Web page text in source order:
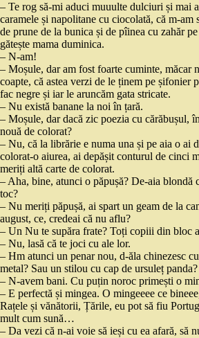
– Te rog să-mi aduci muuulte dulciuri și mai
caramele și napolitane cu ciocolată, că m-am
de prune de la bunica și de pîinea cu zahăr
gătește mama duminica.
– N-am!
– Moșule, dar am fost foarte cuminte, măcar
coapte, că astea verzi de le ținem pe șifonier
fac negre și iar le aruncăm gata stricate.
– Nu există banane la noi în țară.
– Moșule, dar dacă zic poezia cu cărăbușul,
nouă de colorat?
– Nu, că la librărie e numa una și pe aia o ai
colorat-o aiurea, ai depășit conturul de cinci
meriți altă carte de colorat.
– Aha, bine, atunci o păpușă? De-aia blondă
toc?
– Nu meriți păpușă, ai spart un geam de la
august, ce, credeai că nu aflu?
– Un Nu te supăra frate? Toți copiii din bloc
– Nu, lasă că te joci cu ale lor.
– Hm atunci un penar nou, d-ăla chinezesc
metal? Sau un stilou cu cap de ursuleț panda?
– N-avem bani. Cu puțin noroc primești o
– E perfectă și mingea. O mingeeee ce
Rațele și vănătorii, Țările, eu pot să fiu
mult cum sună…
– Da vezi că n-ai voie să ieși cu ea afară, să